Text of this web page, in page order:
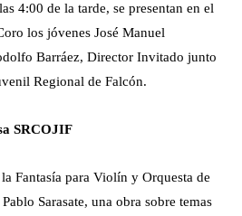
4:00 de la tarde, se presentan en el
los jóvenes José Manuel
Barráez, Director Invitado junto
Regional de Falcón.
SRCOJIF
Fantasía para Violín y Orquesta de
Sarasate, una obra sobre temas